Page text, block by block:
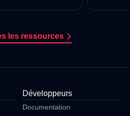
les ressources
Développeurs
Documentation